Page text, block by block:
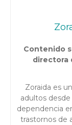
Contenido
directora
Zoraida es
adultos
dependencia
trastornos de